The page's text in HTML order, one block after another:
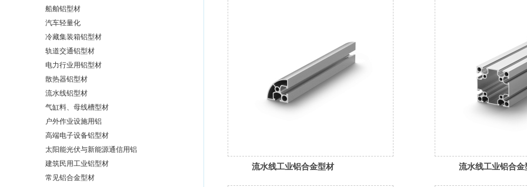
船舶铝型材
汽车轻量化
冷藏集装箱铝型材
轨道交通铝型材
电力行业用铝型材
散热器铝型材
流水线铝型材
气缸料、母线槽型材
户外作业设施用铝
高端电子设备铝型材
太阳能光伏与新能源通信用铝
建筑民用工业铝型材
常见铝合金型材
流水线工业铝合金型材 流水线工业铝合金